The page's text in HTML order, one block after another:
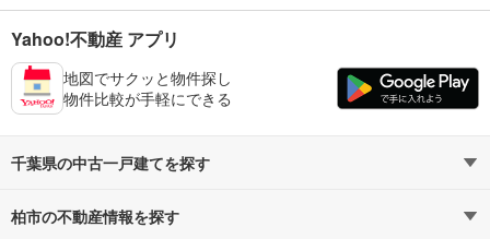
Yahoo!不動産 アプリ
地図でサクッと物件探し
物件比較が手軽にできる
千葉県の中古一戸建てを探す
路線・駅から探す
柏市の不動産情報を探す